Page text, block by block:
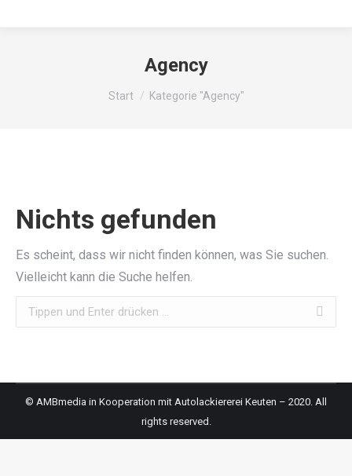
Agency
Sie befinden sich hier:
Start Kategorie "Agency"
Nichts gefunden
Es scheint, dass wir nicht finden können, was Sie suchen.
Vielleicht kann die Suche helfen.
Search:
© AMBmedia in Kooperation mit Autolackiererei Keuten – 2020. All
rights reserved.